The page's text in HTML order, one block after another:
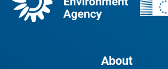
About